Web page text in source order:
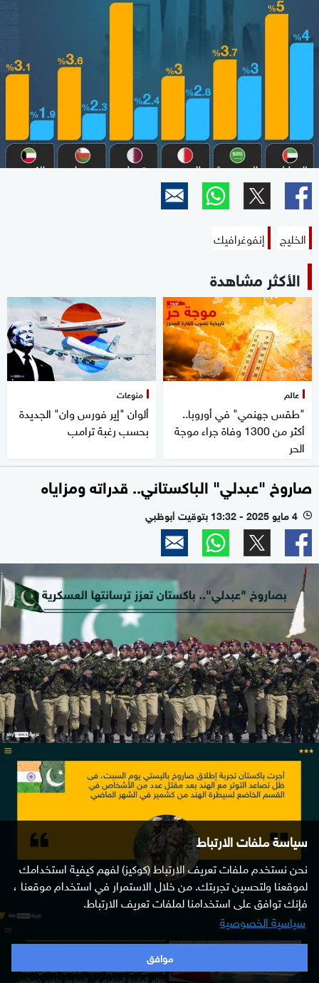
سياسة ملفات الارتباط
نحن نستخدم ملفات تعريف الارتباط (كوكيز) لفهم كيفية استخدامك
لموقعنا ولتحسين تجربتك. من خلال الاستمرار في استخدام موقعنا ،
فإنك توافق على استخدامنا لملفات تعريف الارتباط.
سياسية الخصوصية
موافق
الخليج إنفوغرافيك
الأكثر مشاهدة
عالم
"طقس جهنمي" في أوروبا..
أكثر من 1300 وفاة جراء موجة
الحر
منوعات
ألوان "إير فورس وان" الجديدة
بحسب رغبة ترامب
صاروخ "عبدلي" الباكستاني.. قدراته ومزاياه
l 4 مايو 2025 - 13:32 بتوقيت أبوظبي